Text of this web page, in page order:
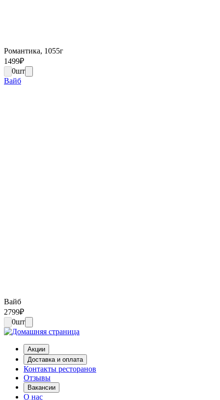
Романтика, 1055г
1499₽
0шт
Вайб
Вайб
2799₽
0шт
Акции
Доставка и оплата
Контакты ресторанов
Отзывы
Вакансии
О нас